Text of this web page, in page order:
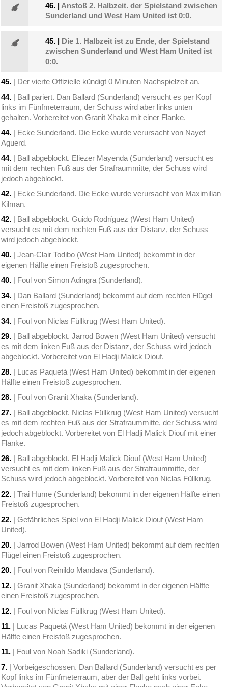
46. | Anstoß 2. Halbzeit. der Spielstand zwischen
Sunderland und West Ham United ist 0:0.
45. | Die 1. Halbzeit ist zu Ende, der Spielstand
zwischen Sunderland und West Ham United ist
0:0.
45. | Der vierte Offizielle kündigt 0 Minuten Nachspielzeit an.
44. | Ball pariert. Dan Ballard (Sunderland) versucht es per Kopf
links im Fünfmeterraum, der Schuss wird aber links unten
gehalten. Vorbereitet von Granit Xhaka mit einer Flanke.
44. | Ecke Sunderland. Die Ecke wurde verursacht von Nayef
Aguerd.
44. | Ball abgeblockt. Eliezer Mayenda (Sunderland) versucht es
mit dem rechten Fuß aus der Strafraummitte, der Schuss wird
jedoch abgeblockt.
42. | Ecke Sunderland. Die Ecke wurde verursacht von Maximilian
Kilman.
42. | Ball abgeblockt. Guido Rodríguez (West Ham United)
versucht es mit dem rechten Fuß aus der Distanz, der Schuss
wird jedoch abgeblockt.
40. | Jean-Clair Todibo (West Ham United) bekommt in der
eigenen Hälfte einen Freistoß zugesprochen.
40. | Foul von Simon Adingra (Sunderland).
34. | Dan Ballard (Sunderland) bekommt auf dem rechten Flügel
einen Freistoß zugesprochen.
34. | Foul von Niclas Füllkrug (West Ham United).
29. | Ball abgeblockt. Jarrod Bowen (West Ham United) versucht
es mit dem linken Fuß aus der Distanz, der Schuss wird jedoch
abgeblockt. Vorbereitet von El Hadji Malick Diouf.
28. | Lucas Paquetá (West Ham United) bekommt in der eigenen
Hälfte einen Freistoß zugesprochen.
28. | Foul von Granit Xhaka (Sunderland).
27. | Ball abgeblockt. Niclas Füllkrug (West Ham United) versucht
es mit dem rechten Fuß aus der Strafraummitte, der Schuss wird
jedoch abgeblockt. Vorbereitet von El Hadji Malick Diouf mit einer
Flanke.
26. | Ball abgeblockt. El Hadji Malick Diouf (West Ham United)
versucht es mit dem linken Fuß aus der Strafraummitte, der
Schuss wird jedoch abgeblockt. Vorbereitet von Niclas Füllkrug.
22. | Trai Hume (Sunderland) bekommt in der eigenen Hälfte einen
Freistoß zugesprochen.
22. | Gefährliches Spiel von El Hadji Malick Diouf (West Ham
United).
20. | Jarrod Bowen (West Ham United) bekommt auf dem rechten
Flügel einen Freistoß zugesprochen.
20. | Foul von Reinildo Mandava (Sunderland).
12. | Granit Xhaka (Sunderland) bekommt in der eigenen Hälfte
einen Freistoß zugesprochen.
12. | Foul von Niclas Füllkrug (West Ham United).
11. | Lucas Paquetá (West Ham United) bekommt in der eigenen
Hälfte einen Freistoß zugesprochen.
11. | Foul von Noah Sadiki (Sunderland).
7. | Vorbeigeschossen. Dan Ballard (Sunderland) versucht es per
Kopf links im Fünfmeterraum, aber der Ball geht links vorbei.